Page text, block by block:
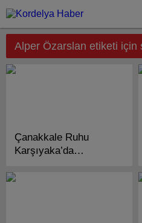
Alper Özarslan etiketi için
Çanakkale Ruhu
Karşıyaka’da